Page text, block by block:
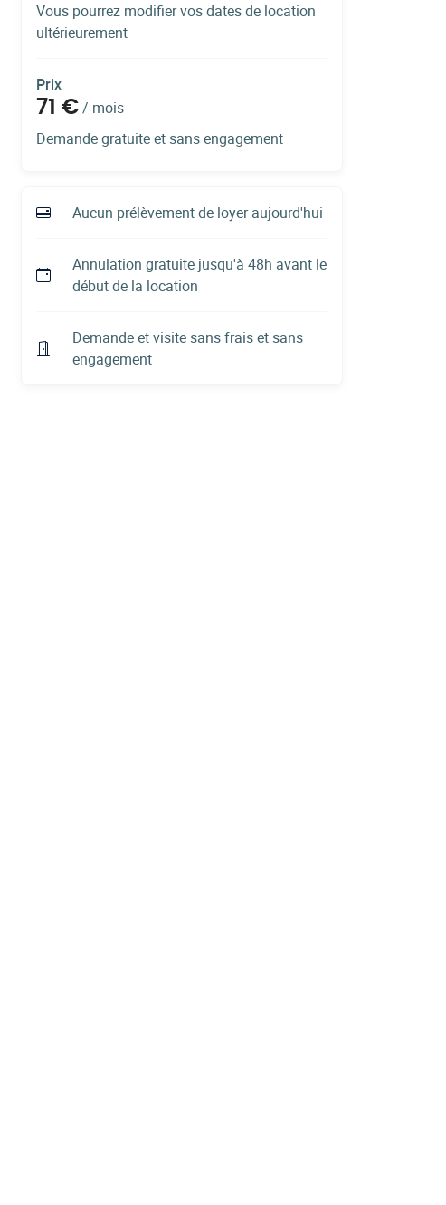
Vous pourrez modifier vos dates de location
ultérieurement
Prix
71 €/ mois
Demande gratuite et sans engagement
Aucun prélèvement de loyer aujourd'hui
Annulation gratuite jusqu'à 48h avant le
début de la location
Demande et visite sans frais et sans
engagement